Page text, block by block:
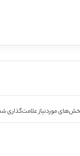
موردنیاز علامت‌گذاری